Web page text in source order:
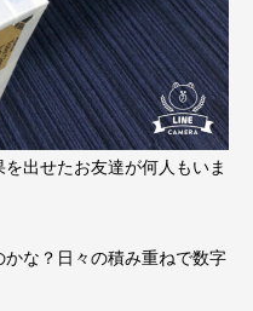
出せたお友達が何人もいま
な？日々の積み重ねで数字